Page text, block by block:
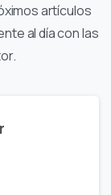
artículos
al día con las